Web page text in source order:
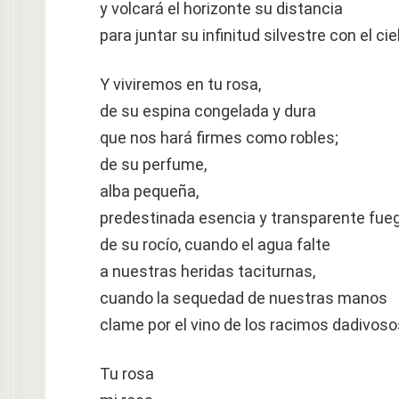
y volcará el horizonte su distancia
para juntar su infinitud silvestre con el
Y viviremos en tu rosa,
de su espina congelada y dura
que nos hará firmes como robles;
de su perfume,
alba pequeña,
predestinada esencia y transparente
de su rocío, cuando el agua falte
a nuestras heridas taciturnas,
cuando la sequedad de nuestras manos
clame por el vino de los racimos
Tu rosa